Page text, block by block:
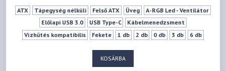
ATX Tápegység nélküli Felső ATX Üveg
A-RGB Led - Ventilátor
Előlapi USB 3.0
USB Type-C
Kábelmenedzsment
Vízhűtés kompatibilis
Fekete 1 db 2 db 0 db 3 db
6 db
KOSÁRBA